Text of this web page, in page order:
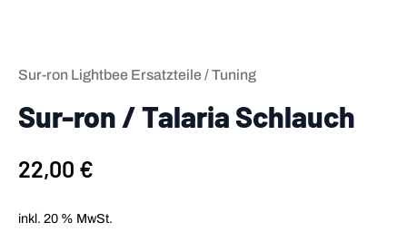
Sur-ron Lightbee Ersatzteile / Tuning
Sur-ron / Talaria Schlauch
22,00 €
inkl. 20 % MwSt.